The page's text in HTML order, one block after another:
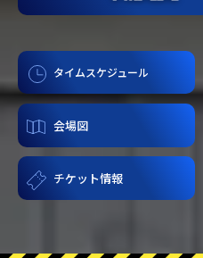
タイムスケジュール
会場図
チケット情報